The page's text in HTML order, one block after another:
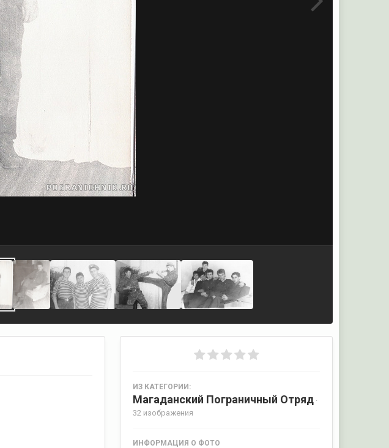
ИЗ КАТЕГОРИИ:
Магаданский Пограничный Отряд ·
32 изображения
ИНФОРМАЦИЯ О ФОТО